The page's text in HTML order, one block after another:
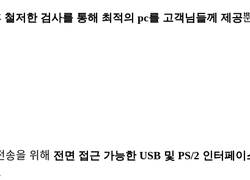
저한 검사를 통해 최적의 pc를 고객님들께 제공
을 위해 전면 접근 가능한 USB 및 PS/2 인터페이